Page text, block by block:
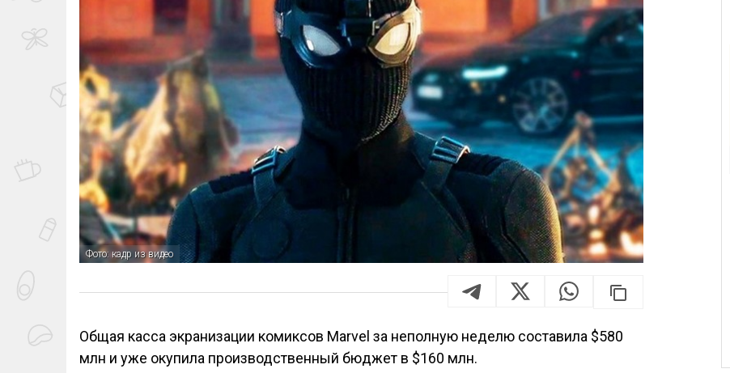
Фото: кадр из видео
Общая касса экранизации комиксов Marvel за неполную неделю составила $580
млн и уже окупила производственный бюджет в $160 млн.